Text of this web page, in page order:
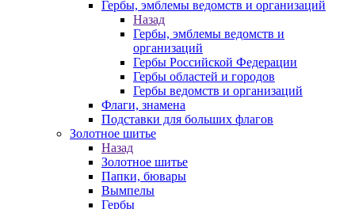
Гербы, эмблемы ведомств и организаций
Назад
Гербы, эмблемы ведомств и
организаций
Гербы Российской Федерации
Гербы областей и городов
Гербы ведомств и организаций
Флаги, знамена
Подставки для больших флагов
Золотное шитье
Назад
Золотное шитье
Папки, бювары
Вымпелы
Гербы